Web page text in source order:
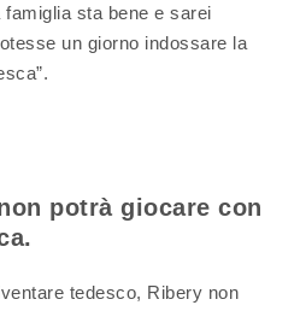
sta bene e sarei
un giorno indossare la
potrà giocare con
tedesco, Ribery non